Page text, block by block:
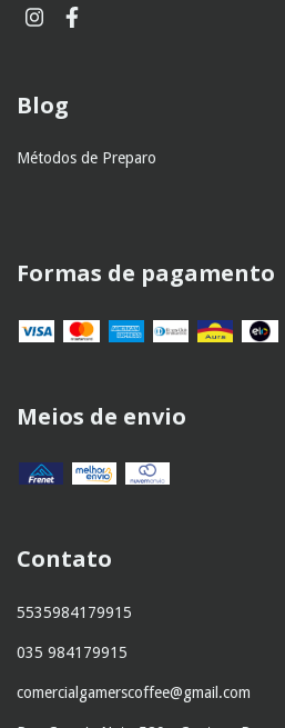
Blog
Métodos de Preparo
Formas de pagamento
Meios de envio
Contato
5535984179915
035 984179915
comercialgamerscoffee@gmail.com